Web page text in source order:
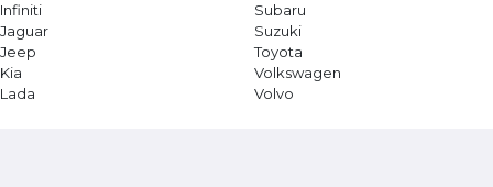
Infiniti
Jaguar
Jeep
Kia
Lada
Subaru
Suzuki
Toyota
Volkswagen
Volvo